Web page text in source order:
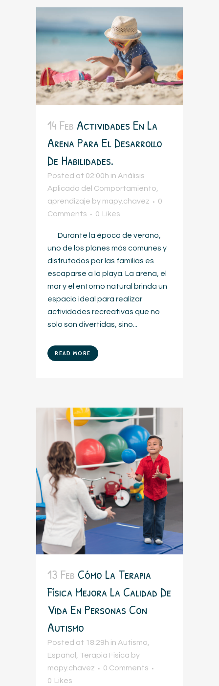
14 Feb Actividades En La
Arena Para El Desarrollo
De Habilidades.
Posted at 02:00h in Análisis
Aplicado del Comportamiento
aprendizaje by mapy.chavez
0
Comments
0 Likes
Durante la época de verano,
uno de los planes más comunes y
disfrutados por las familias es
escaparse a la playa. La arena, el
mar y el entorno natural brinda un
espacio ideal para realizar
actividades recreativas que no
solo son divertidas, sino...
READ MORE
13 Feb Cómo La Terapia
Física Mejora La Calidad De
Vida En Personas Con
Autismo
Posted at 18:29h in Autismo
Español
Terapia Fisica by
mapy.chavez
0 Comments
0 Likes